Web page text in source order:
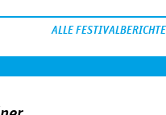
ALLE FESTIVALBERICHTE